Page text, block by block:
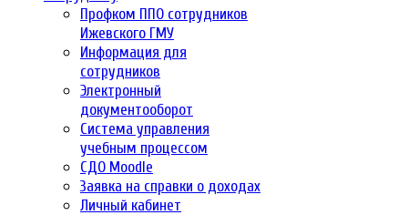
Профком ППО сотрудников
Ижевского ГМУ
Информация для
сотрудников
Электронный
документооборот
Система управления
учебным процессом
СДО Moodle
Заявка на справки о доходах
Личный кабинет